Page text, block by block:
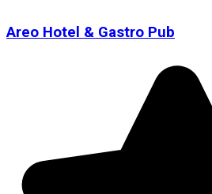
Areo Hotel & Gastro Pub